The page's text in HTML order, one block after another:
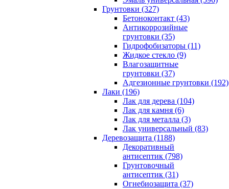
Грунтовки (327)
Бетоноконтакт (43)
Антикоррозийные
грунтовки (35)
Гидрофобизаторы (11)
Жидкое стекло (9)
Влагозащитные
грунтовки (37)
Адгезионные грунтовки (192)
Лаки (196)
Лак для дерева (104)
Лак для камня (6)
Лак для металла (3)
Лак универсальный (83)
Деревозащита (1188)
Декоративный
антисептик (798)
Грунтовочный
антисептик (31)
Огнебиозащита (37)